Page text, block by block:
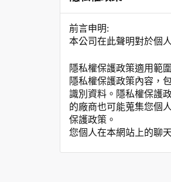
前言申明:
本公司在此聲明對於個
隱私權保護政策適用範
隱私權保護政策內容，
識別資料。隱私權保護
的廠商也可能蒐集您個
保護政策。
您個人在本網站上的聊
為了在本網站提供您最